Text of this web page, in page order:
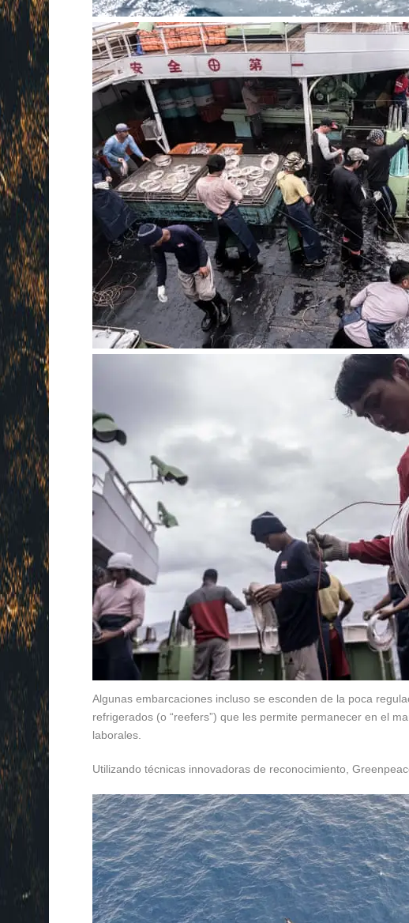
Algunas embarcaciones incluso se esconden de la poca
refrigerados (o “reefers”) que les permite permanecer en el
laborales.
Utilizando técnicas innovadoras de reconocimiento,